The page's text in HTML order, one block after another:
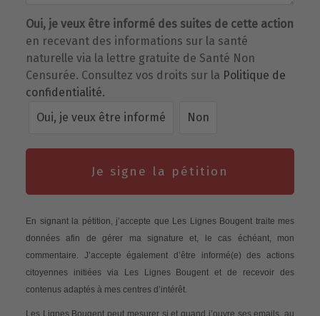
Oui, je veux être informé des suites de cette action
en recevant des informations sur la santé
naturelle via la lettre gratuite de Santé Non
Censurée. Consultez vos droits sur la Politique de
confidentialité.
Oui, je veux être informé
Non
Je signe la pétition
En signant la pétition, j’accepte que Les Lignes Bougent traite mes
données afin de gérer ma signature et, le cas échéant, mon
commentaire. J’accepte également d’être informé(e) des actions
citoyennes initiées via Les Lignes Bougent et de recevoir des
contenus adaptés à mes centres d’intérêt.